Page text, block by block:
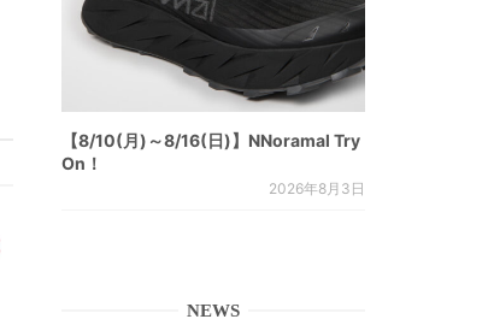
【8/10(月)～8/16(日)】NNoramal Try
On！
2026年8月3日
NEWS